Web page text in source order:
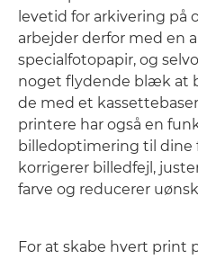
levetid for arkivering på
arbejder derfor med en
specialfotopapir, og
noget flydende blæk at
de med et
printere har også en
billedoptimering til dine
korrigerer billedfejl,
farve og reducerer
For at skabe hvert print